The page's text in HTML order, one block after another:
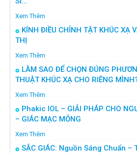
Xem Thêm
KÍNH ĐIỀU CHỈNH TẬT KHÚC XẠ
THỊ
Xem Thêm
LÀM SAO ĐỂ CHỌN ĐÚNG
THUẬT KHÚC XẠ CHO RIÊNG
Xem Thêm
Phakic IOL – GIẢI PHÁP CHO
– GIÁC MẠC MỎNG
Xem Thêm
SẮC GIÁC: Nguồn Sáng Chuẩn –